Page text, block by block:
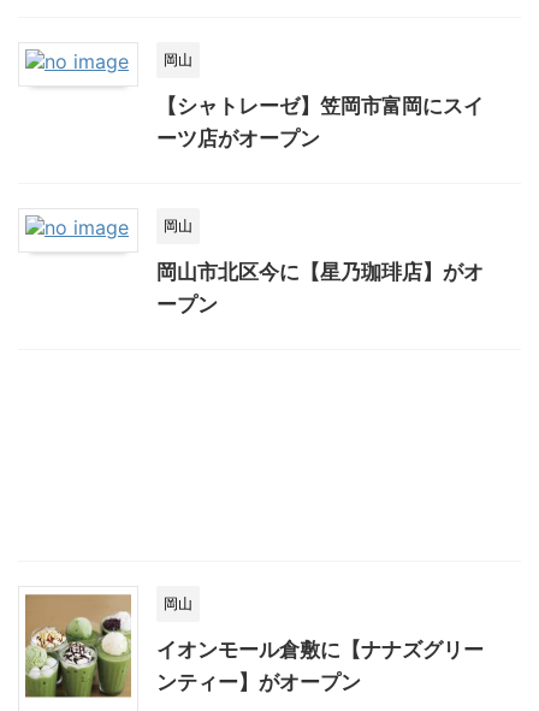
岡山
【シャトレーゼ】笠岡市富岡にスイ
ーツ店がオープン
岡山
岡山市北区今に【星乃珈琲店】がオ
ープン
岡山
イオンモール倉敷に【ナナズグリー
ンティー】がオープン